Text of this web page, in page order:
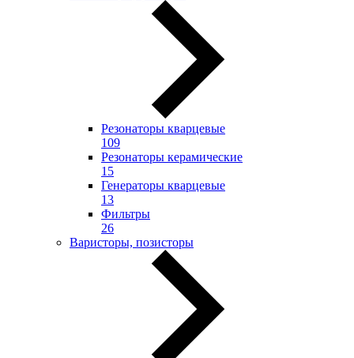
Резонаторы кварцевые
109
Резонаторы керамические
15
Генераторы кварцевые
13
Фильтры
26
Варисторы, позисторы